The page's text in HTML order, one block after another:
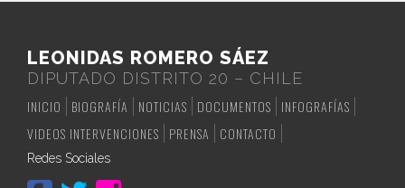
LEONIDAS ROMERO SÁEZ
DIPUTADO DISTRITO 20 – CHILE
INICIO
BIOGRAFÍA NOTICIAS DOCUMENTOS
INFOGRAFÍAS
VIDEOS INTERVENCIONES
PRENSA CONTACTO
Redes Sociales